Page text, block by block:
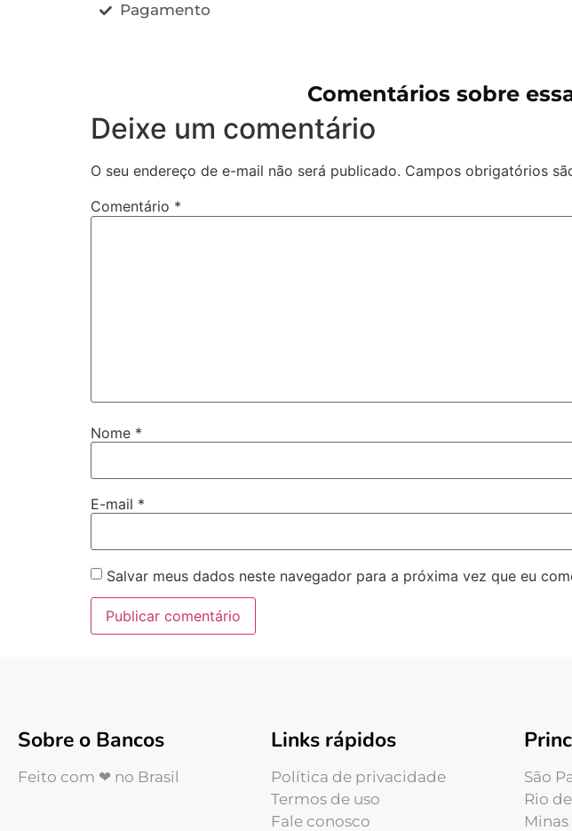
Pagamento
Comentários sobre
Deixe um comentário
O seu endereço de e-mail não será publicado. Campos obrigatórios
Comentário *
Nome *
E-mail *
Salvar meus dados neste navegador para a próxima vez que eu
Sobre o Bancos
Feito com ❤ no Brasil
Links rápidos
Política de privacidade
Termos de uso
Fale conosco
São
Rio
Minas